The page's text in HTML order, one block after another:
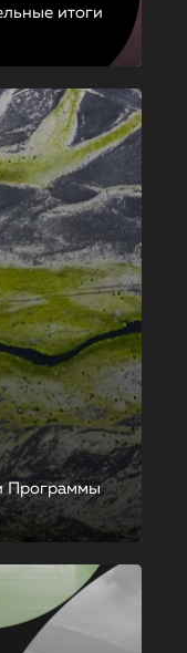
итоги
Программы